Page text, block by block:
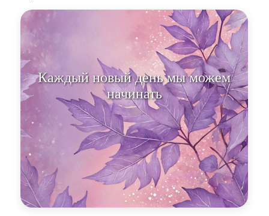
Каждый новый день мы можем
начинать заново, обретая себя в
об